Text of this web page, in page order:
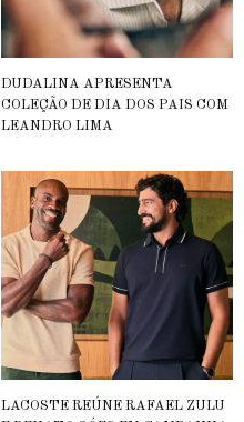
DUDALINA APRESENTA
COLEÇÃO DE DIA DOS PAIS COM
LEANDRO LIMA
LACOSTE REÚNE RAFAEL ZULU